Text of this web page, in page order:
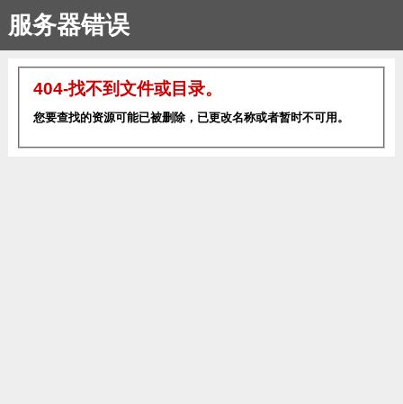
服务器错误
404-找不到文件或目录。
您要查找的资源可能已被删除，已更改名称或者暂时不可用。